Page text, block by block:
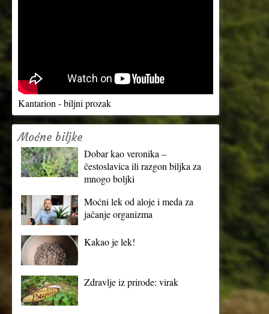
Kantarion - biljni prozak
Moćne biljke
Dobar kao veronika –
čestoslavica ili razgon biljka za
mnogo boljki
Moćni lek od aloje i meda za
jačanje organizma
Kakao je lek!
Zdravlje iz prirode: virak